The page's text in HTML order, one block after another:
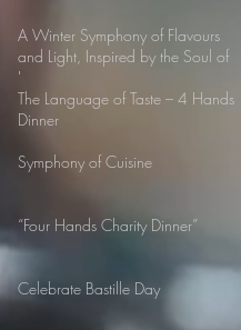
A Winter Symphony of Flavours
and Light, Inspired by the Soul of
Lanna.
The Language of Taste – 4 Hands
Dinner
Symphony of Cuisine
“Four Hands Charity Dinner”
Celebrate Bastille Day